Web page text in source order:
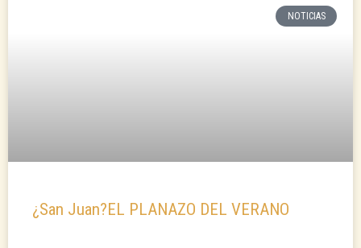
NOTICIAS
¿San Juan?EL PLANAZO DEL VERANO